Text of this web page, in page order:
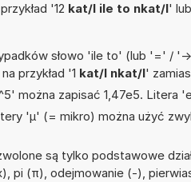
'12 kat/l ile to nkat/l'
słowo 'ile to' (lub '=' / '-
przykład '1 kat/l nkat/l'
można zapisać 1,47e5. Litera
'µ' (= mikro) można użyć
są tylko podstawowe
pi (π), odejmowanie (-),